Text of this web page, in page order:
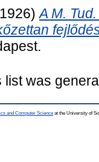
A M.
list was
and Computer Science at the University of